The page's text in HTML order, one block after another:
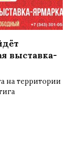
выставка-
на территории